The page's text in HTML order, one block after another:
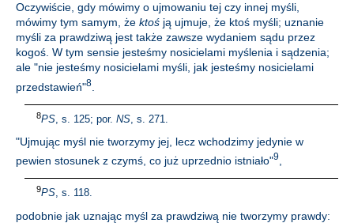
Oczywiście, gdy mówimy o ujmowaniu tej czy innej myśli,
mówimy tym samym, że ktoś ją ujmuje, że ktoś myśli; uznanie
myśli za prawdziwą jest także zawsze wydaniem sądu przez
kogoś. W tym sensie jesteśmy nosicielami myślenia i sądzenia;
ale "nie jesteśmy nosicielami myśli, jak jesteśmy nosicielami
przedstawień"8
8PS, s. 125; por. NS, s. 271.
"Ujmując myśl nie tworzymy jej, lecz wchodzimy jedynie w
pewien stosunek z czymś, co już uprzednio istniało"9,
9PS, s. 118.
podobnie jak uznając myśl za prawdziwą nie tworzymy prawdy: